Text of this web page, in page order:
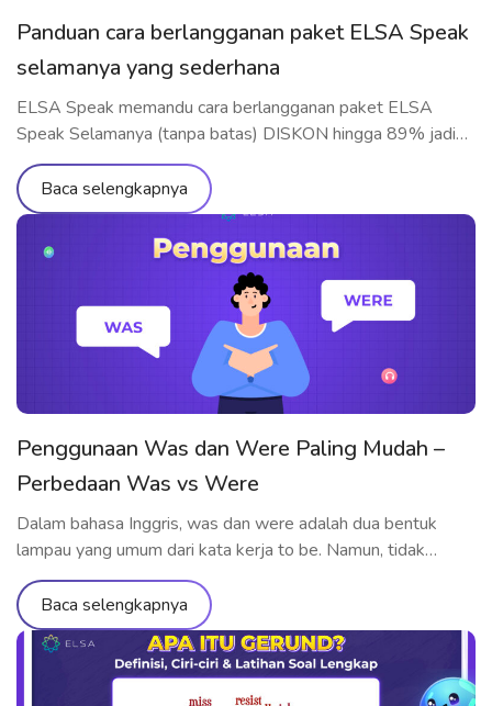
Panduan cara berlangganan paket ELSA Speak
selamanya yang sederhana
ELSA Speak memandu cara berlangganan paket ELSA
Speak Selamanya (tanpa batas) DISKON hingga 89% jadi
Rp1.119.000 secara cepat dan mudah difahami
Baca selengkapnya
Penggunaan Was dan Were Paling Mudah –
Perbedaan Was vs Were
Dalam bahasa Inggris, was dan were adalah dua bentuk
lampau yang umum dari kata kerja to be. Namun, tidak
sedikit pelajar yang masih bingung kapan dan bagaimana
cara menggunakannya dengan benar. Jadi, bagaimana
penggunaan was dan were yang tepat? Kapan was were
untuk siapa? Kapan harus menggunakan wasn’t, weren’t,
atau bahkan was/were did? Artikel ini […]
Baca selengkapnya